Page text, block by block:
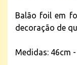
Balão foil em
decoração de
Medidas: 46cm